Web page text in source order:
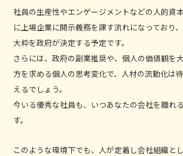
社員の生産性やエンゲージメントなどの人的資
に上場企業に開示義務を課す流れになっており
大枠を政府が決定する予定です。
さらには、政府の副業推奨や、個人の価値観を
方を求める個人の思考変化で、人材の流動化は
えるでしょう。
今いる優秀な社員も、いつあなたの会社を離れ
す。
このような環境下でも、人が定着し会社組織と